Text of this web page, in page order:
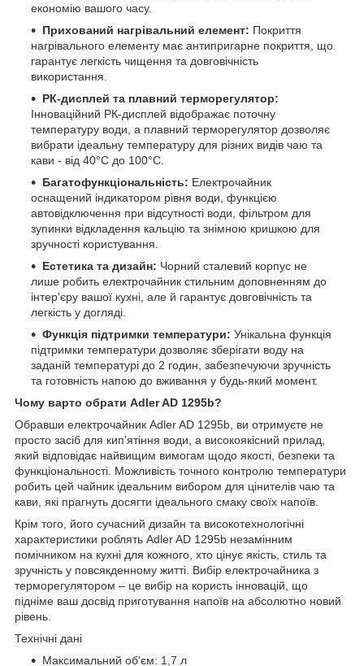
економію вашого часу.
Прихований нагрівальний елемент: Покриття
нагрівального елементу має антипригарне покриття, що
гарантує легкість чищення та довговічність
використання.
РК-дисплей та плавний терморегулятор:
Інноваційний РК-дисплей відображає поточну
температуру води, а плавний терморегулятор дозволяє
вибрати ідеальну температуру для різних видів чаю та
кави - від 40°C до 100°C.
Багатофункціональність: Електрочайник
оснащений індикатором рівня води, функцією
автовідключення при відсутності води, фільтром для
зупинки відкладення кальцію та знімною кришкою для
зручності користування.
Естетика та дизайн: Чорний сталевий корпус не
лише робить електрочайник стильним доповненням до
інтер'єру вашої кухні, але й гарантує довговічність та
легкість у догляді.
Функція підтримки температури: Унікальна функція
підтримки температури дозволяє зберігати воду на
заданій температурі до 2 годин, забезпечуючи зручність
та готовність напою до вживання у будь-який момент.
Чому варто обрати Adler AD 1295b?
Обравши електрочайник Adler AD 1295b, ви отримуєте не
просто засіб для кип'ятіння води, а високоякісний прилад,
який відповідає найвищим вимогам щодо якості, безпеки та
функціональності. Можливість точного контролю температури
робить цей чайник ідеальним вибором для цінителів чаю та
кави, які прагнуть досягти ідеального смаку своїх напоїв.
Крім того, його сучасний дизайн та високотехнологічні
характеристики роблять Adler AD 1295b незамінним
помічником на кухні для кожного, хто цінує якість, стиль та
зручність у повсякденному житті. Вибір електрочайника з
терморегулятором – це вибір на користь інновацій, що
підніме ваш досвід приготування напоїв на абсолютно новий
рівень.
Технічні дані
Максимальний об'єм: 1,7 л